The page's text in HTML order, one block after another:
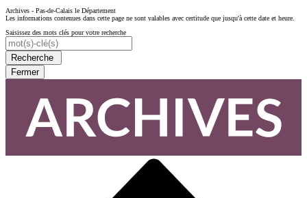
Archives - Pas-de-Calais le Département
Les informations contenues dans cette page ne sont valables avec certitude que jusqu'à cette date et heure.
Saisissez des mots clés pour votre recherche
Recherche
Fermer